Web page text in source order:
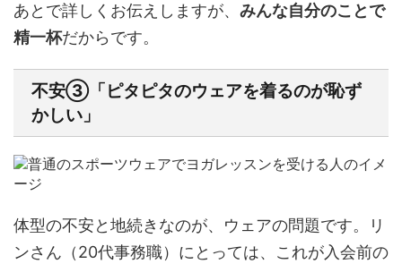
あとで詳しくお伝えしますが、 みんな自分のことで
精一杯だからです。
不安③「ピタピタのウェアを着るのが恥ず
かしい」
体型の不安と地続きなのが、ウェアの問題です。リ
ンさん（20代事務職）にとっては、これが入会前の